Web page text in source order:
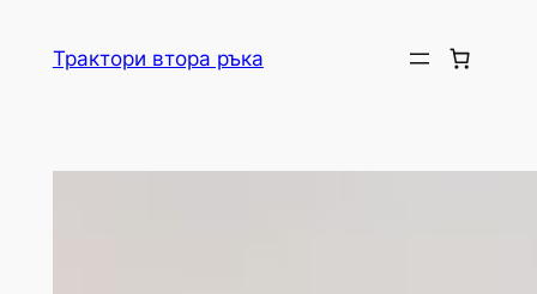
Трактори втора ръка